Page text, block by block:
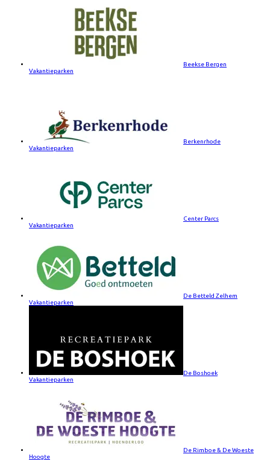
Beekse Bergen
Vakantieparken
Berkenrhode
Vakantieparken
Center Parcs
Vakantieparken
De Betteld Zelhem
Vakantieparken
De Boshoek
Vakantieparken
De Rimboe & De Woeste
Hoogte